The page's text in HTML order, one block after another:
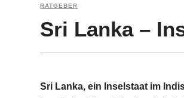
RATGEBER
Sri Lanka –
Sri Lanka, ein Inselstaat im